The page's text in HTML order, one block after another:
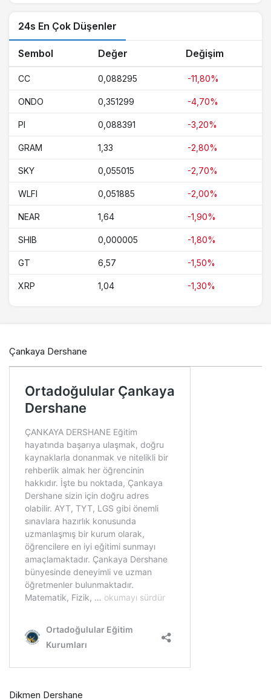
24s En Çok Düşenler
Sembol Değer Değişim
CC 0,088295 -11,80%
ONDO 0,351299 -4,70%
PI 0,088391 -3,20%
GRAM 1,33 -2,80%
SKY 0,055015 -2,70%
WLFI 0,051885 -2,00%
NEAR 1,64 -1,90%
SHIB 0,000005 -1,80%
GT 6,57 -1,50%
XRP 1,04 -1,30%
Çankaya Dershane
Dikmen Dershane